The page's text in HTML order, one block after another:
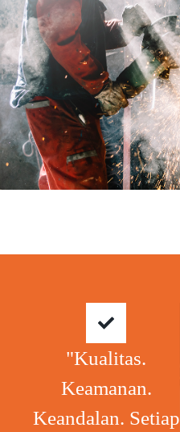
"Kualitas.
Keamanan.
Keandalan. Setiap